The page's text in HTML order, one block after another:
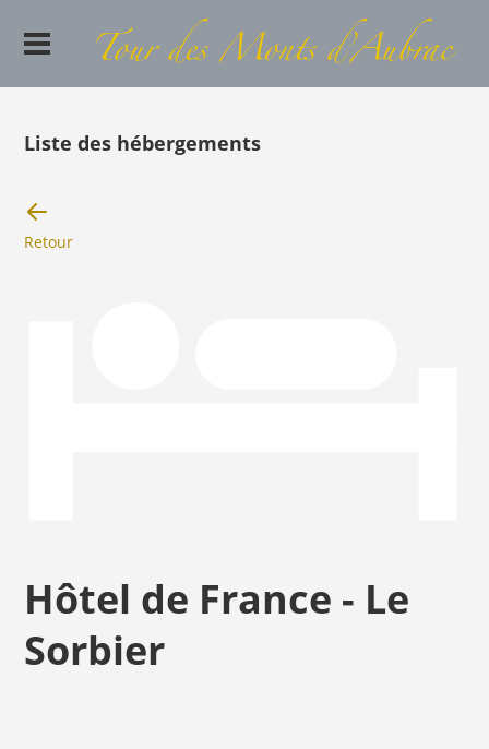
Liste des hébergements
Retour
Hôtel de France - Le
Sorbier